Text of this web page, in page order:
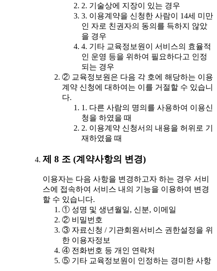
2. 기술상에 지장이 있는 경우
3. 이용계약을 신청한 사람이 14세 미만
인 자로 친권자의 동의를 득하지 않았
을 경우
4. 기타 교육정보원이 서비스의 효율적
인 운영 등을 위하여 필요하다고 인정
되는 경우
② 교육정보원은 다음 각 호에 해당하는 이용
계약 신청에 대하여는 이를 거절할 수 있습니
다.
1. 다른 사람의 명의를 사용하여 이용신
청을 하였을 때
2. 이용계약 신청서의 내용을 허위로 기
재하였을 때
제 8 조 (계약사항의 변경)
이용자는 다음 사항을 변경하고자 하는 경우 서비
스에 접속하여 서비스 내의 기능을 이용하여 변경
할 수 있습니다.
① 성명 및 생년월일, 신분, 이메일
② 비밀번호
③ 자료신청 / 기관회원서비스 권한설정을 위
한 이용자정보
④ 전화번호 등 개인 연락처
⑤ 기타 교육정보원이 인정하는 경미한 사항